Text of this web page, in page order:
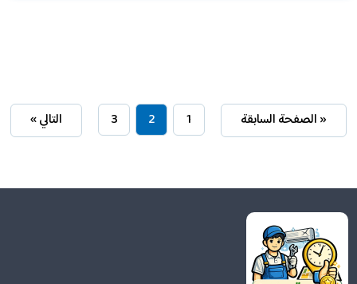
« الصفحة السابقة 1
2
3 التالي »